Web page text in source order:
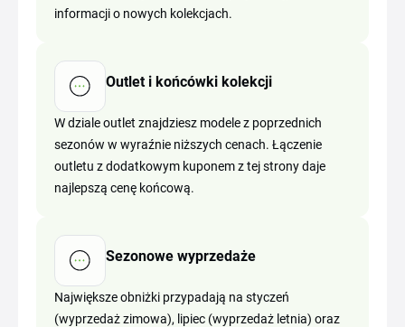
informacji o nowych kolekcjach.
Outlet i końcówki kolekcji
W dziale outlet znajdziesz modele z poprzednich
sezonów w wyraźnie niższych cenach. Łączenie
outletu z dodatkowym kuponem z tej strony daje
najlepszą cenę końcową.
Sezonowe wyprzedaże
Największe obniżki przypadają na styczeń
(wyprzedaż zimowa), lipiec (wyprzedaż letnia) oraz